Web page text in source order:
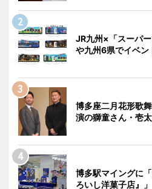
JR九州×「スーパ
や九州6県でイベン
博多座二月花形歌
演の獅童さん・壱
博多駅マイングに
ろいし洋菓子店』